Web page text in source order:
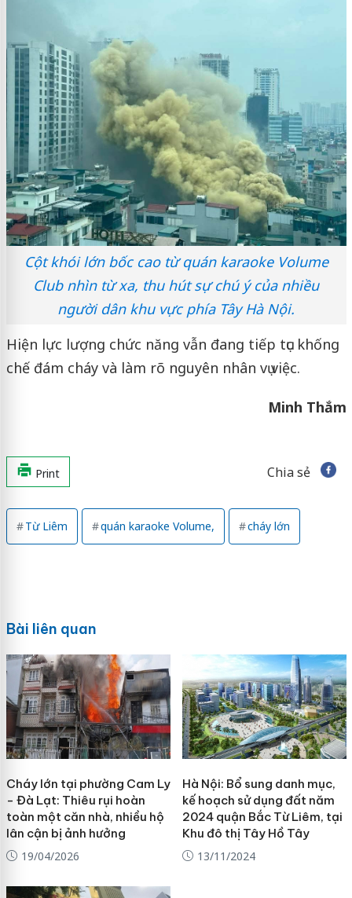
Cột khói lớn bốc cao từ quán karaoke Volume
Club nhìn từ xa, thu hút sự chú ý của nhiều
người dân khu vực phía Tây Hà Nội.
Hiện lực lượng chức năng vẫn đang tiếp tục khống
chế đám cháy và làm rõ nguyên nhân vụ việc.
Minh Thắm
Print Chia sẻ
Từ Liêm quán karaoke Volume, cháy lớn
Bài liên quan
Cháy lớn tại phường Cam Ly
- Đà Lạt: Thiêu rụi hoàn
toàn một căn nhà, nhiều hộ
lân cận bị ảnh hưởng
19/04/2026
Hà Nội: Bổ sung danh mục,
kế hoạch sử dụng đất năm
2024 quận Bắc Từ Liêm, tại
Khu đô thị Tây Hồ Tây
13/11/2024